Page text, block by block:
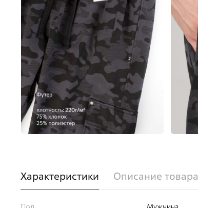
Характеристики Описание товара
Пол Мужчина